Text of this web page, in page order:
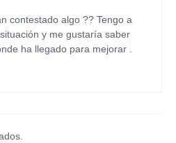
contestado algo ?? Tengo a
y me gustaría saber
ha llegado para mejorar .